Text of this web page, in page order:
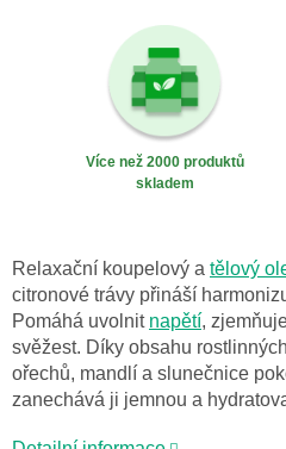
Více než 2000 produktů
skladem
Relaxační koupelový a tělový
citronové trávy přináší
Pomáhá uvolnit napětí,
svěžest. Díky obsahu
ořechů, mandlí a slunečnice
zanechává ji jemnou a